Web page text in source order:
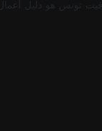
تونس هو دليل